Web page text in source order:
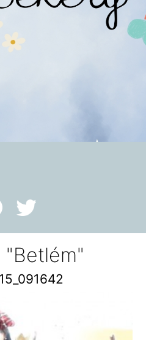
"Betlém"